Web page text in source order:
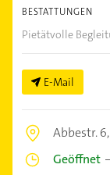
BESTATTUNGEN
Pietätvolle
E-Mail
Abbestr. 6,
Geöffnet